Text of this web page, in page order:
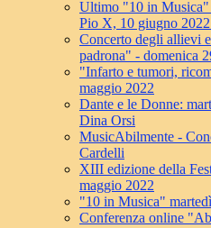
Ultimo "10 in Musica"
Pio X, 10 giugno
Concerto degli allievi
padrona" - domenica
"Infarto e tumori,
maggio 2022
Dante e le Donne:
Dina Orsi
MusicAbilmente -
Cardelli
XIII edizione della
maggio 2022
"10 in Musica"
Conferenza online